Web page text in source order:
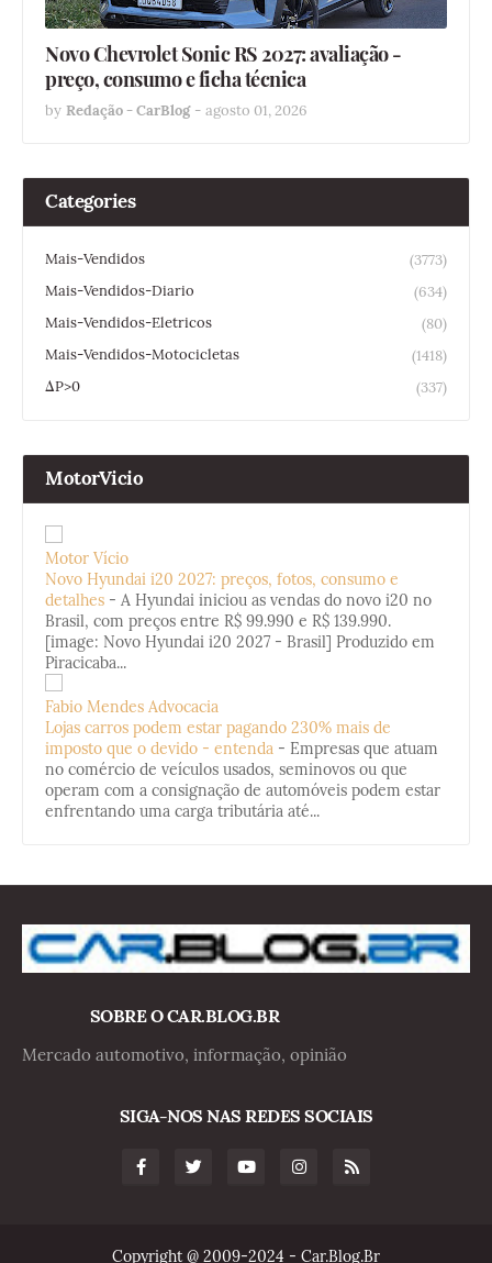
Novo Chevrolet Sonic RS 2027: avaliação -
preço, consumo e ficha técnica
by Redação - CarBlog - agosto 01, 2026
Categories
Mais-Vendidos
(3773)
Mais-Vendidos-Diario
(634)
Mais-Vendidos-Eletricos
(80)
Mais-Vendidos-Motocicletas
(1418)
ΔP>0
(337)
MotorVicio
Motor Vício
Novo Hyundai i20 2027: preços, fotos, consumo e
detalhes - A Hyundai iniciou as vendas do novo i20 no
Brasil, com preços entre R$ 99.990 e R$ 139.990.
[image: Novo Hyundai i20 2027 - Brasil] Produzido em
Piracicaba...
Fabio Mendes Advocacia
Lojas carros podem estar pagando 230% mais de
imposto que o devido - entenda - Empresas que atuam
no comércio de veículos usados, seminovos ou que
operam com a consignação de automóveis podem estar
enfrentando uma carga tributária até...
SOBRE O CAR.BLOG.BR
Mercado automotivo, informação, opinião
SIGA-NOS NAS REDES SOCIAIS
Copyright @ 2009-2024 - Car.Blog.Br